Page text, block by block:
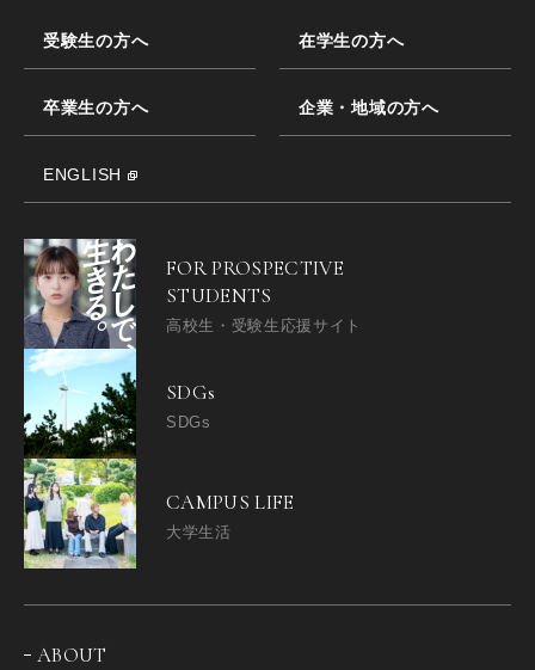
受験生の方へ 在学生の方へ
卒業生の方へ 企業・地域の方へ
ENGLISH
FOR PROSPECTIVE
STUDENTS
高校生・受験生応援サイト
SDGs
SDGs
CAMPUS LIFE
大学生活
ABOUT